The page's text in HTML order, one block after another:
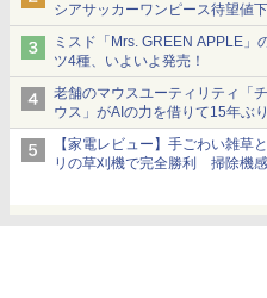
シアサッカーワンピース待望値
ショーツは1990円に
ミスド「Mrs. GREEN APPLE」
ツ4種、いよいよ発売！
老舗のマウスユーティリティ「
ウス」がAIの力を借りて15年ぶ
化、Windows 10/11、「Chrome
る。復活記念で2026年末まで
【家電レビュー】手ごわい雑草
リの草刈機で完全勝利 掃除機